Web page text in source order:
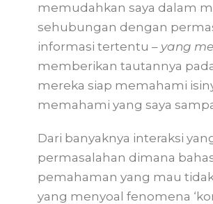
memudahkan saya dalam
sehubungan dengan
informasi tertentu – yang
memberikan tautannya
mereka siap memahami
memahami yang saya
Dari banyaknya interaksi
permasalahan dimana
pemahaman yang mau
yang menyoal fenomena